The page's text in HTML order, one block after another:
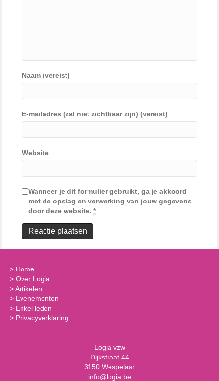
Naam (vereist)
E-mailadres (zal niet zichtbaar zijn) (vereist)
Website
Wanneer je dit formulier gebruikt, ga je akkoord
met de opslag en verwerking van jouw gegevens
door deze website. *
> Home
> Over Logia
>Artikelen
> Evenementen
> Enkel leden
> Privacyverklaring
Logia vzw
Dijkstraat 44
3150 Wespelaar
info@logia.be